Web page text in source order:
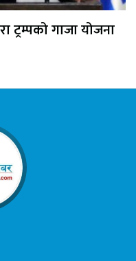
ट्रम्पको गाजा योजना